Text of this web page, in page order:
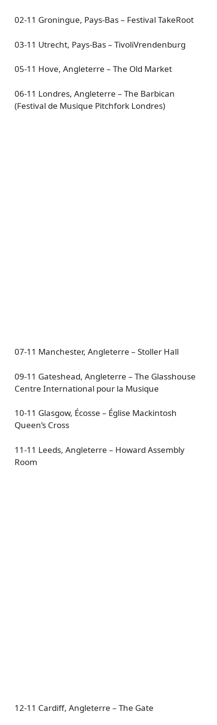
02-11 Groningue, Pays-Bas – Festival TakeRoot
03-11 Utrecht, Pays-Bas – TivoliVrendenburg
05-11 Hove, Angleterre – The Old Market
06-11 Londres, Angleterre – The Barbican
(Festival de Musique Pitchfork Londres)
07-11 Manchester, Angleterre – Stoller Hall
09-11 Gateshead, Angleterre – The Glasshouse
Centre International pour la Musique
10-11 Glasgow, Écosse – Église Mackintosh
Queen’s Cross
11-11 Leeds, Angleterre – Howard Assembly
Room
12-11 Cardiff, Angleterre – The Gate